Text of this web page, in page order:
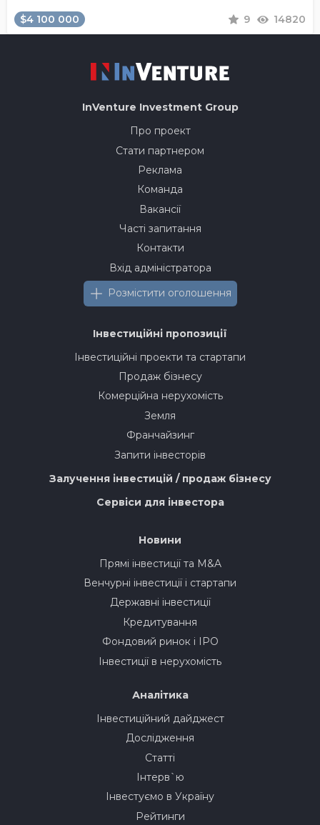
$4 100 000 9 14820
InVenture Investment Group
Про проект
Стати партнером
Реклама
Команда
Вакансії
Часті запитання
Контакти
Вхід адміністратора
Розмістити оголошення
Інвестиційні пропозиції
Інвестиційні проекти та стартапи
Продаж бізнесу
Комерційна нерухомість
Земля
Франчайзинг
Запити інвесторів
Залучення інвестицій / продаж бізнесу
Сервіси для інвестора
Новини
Прямі інвестиції та M&A
Венчурні інвестиції і стартапи
Державні інвестиції
Кредитування
Фондовий ринок і IPO
Інвестиції в нерухомість
Аналітика
Інвестиційний дайджест
Дослідження
Статті
Інтерв`ю
Інвестуємо в Україну
Рейтинги